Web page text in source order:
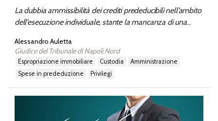
La dubbia ammissibilità dei crediti prededucibili nell’ambito
dell’esecuzione individuale, stante la mancanza di una
fallimentare; contestualizzazione della questione generale
quanto alle spese di custodia
Alessandro Auletta
Giudice del Tribunale di Napoli Nord
espropriazione immobiliare custodia
amministrazione
spese in prededuzione
privilegi